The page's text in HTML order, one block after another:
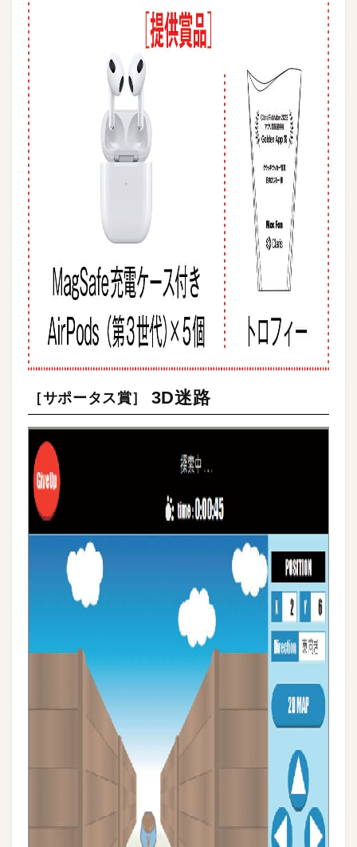
［サポータス賞］ 3D迷路